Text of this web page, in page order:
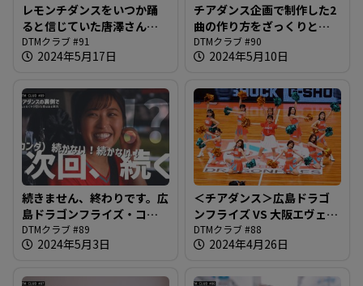
レモンチダンスをいつか踊
ると信じていた唐澤さん、
ついに日の目を見る時が＠
DTMクラブ #91
DTMクラブ #91
2024年5月17日
チアダンス企画で制作した2
曲の作り方をざっくりと。
楽曲解説回です＠DTMクラ
ブ #90
DTMクラブ #90
2024年5月10日
続きません、終わりです。広
島ドラゴンフライズ・コラ
ボ企画の帰り道＠DTMクラ
ブ #89
DTMクラブ #89
2024年5月3日
＜チアダンス＞広島ドラゴ
ンフライズ VS 大阪エヴェッ
サ戦・4月20日広島サンプラ
ザホールでのハーフタイム
でお確かめください＠DTM
DTMクラブ #88
2024年4月26日